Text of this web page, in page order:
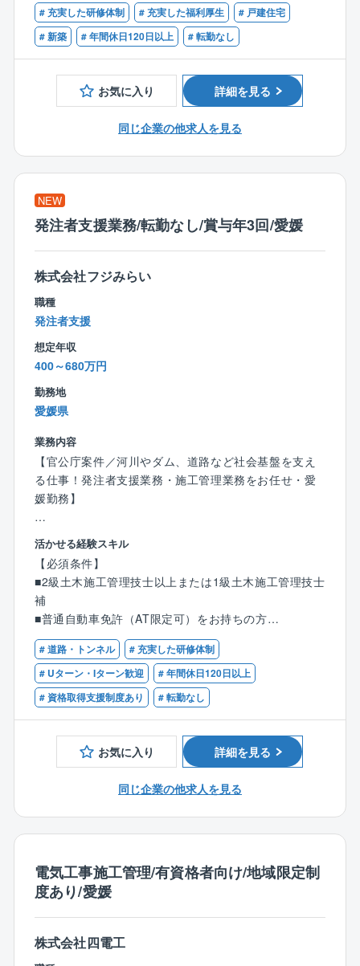
★効率的に業務を管理
現場の巡回や資料作成・整理など、業務時間を圧迫す
ることが多い施工管理職。
同社では、各現場を効率的に管理できるよう、施工管
理アプリシステム『ANDPAD』を導入。
直接現場へ行かなくても、いつでもどこでもスケジュ
ール・現状の把握が可能なため、移動に時間を取られ
【ポイント】
◆依頼主は地域に住むファミリー層や、建て替え希望
のシニア層など
◆各現場への確認・訪問回数は1日2～3件
◆訪問先は車で1時間圏内
◆並行して進める案件は6件程度
◆注文住宅と規格住宅の割合は7：3
【働きやすい環境】
◆”残業はしない”方針
業務システムアプリの導入により、いつでもどこで
も施工状況を確認。
また、着工前の打合せは営業と分業しているため残
業削減に。
◆インセンティブで頑張りを還元
賞与やインセンティブがモチベーションに！
頑張りをきちんと評価する体制があります◎
【歓迎条件】
・1級建築施工管理をお持ちの方
# 充実した研修体制 # 充実した福利厚生
# 戸建住宅
# 新築
# 年間休日120日以上 # 転勤なし
お気に入り 詳細を見る
同じ企業の他求人を見る
NEW
発注者支援業務/転勤なし/賞与年3回/愛媛
株式会社フジみらい
職種
発注者支援
想定年収
400～680万円
勤務地
愛媛県
業務内容
【官公庁案件／河川やダム、道路など社会基盤を支え
る仕事！発注者支援業務・施工管理業務をお任せ・愛
媛勤務】
■業務内容：
同社、愛媛県にて国や県など、主に官公庁が発注する
公共事業の技術支援を行っていただきます。
※大洲市は山鳥坂ダム（やまとさか）の案件になりま
す。
発注者支援業務の内容は工事監督支援業務になりま
す。
◎技術資料作成等業務：公共事業の発注業務・工事に
関する資料作成等
◎工事監督支援業務：国や自治体などの公共工事発注
者（官公庁）の職員に代わり、民間の技術者が現場の
品質確認や書類チェック、打ち合わせの補助業務
ンバーが活躍中です！
設コンサルタントや工事業者）の間に立ち、双方をつ
なぐ役割を果たしながら、公共事業を円滑に進めるサ
ポートをしています。
配属後は、各勤務地へ直行直帰の働き方です。先輩がO
JTで指導しますのでご安心ください。
活かせる経験スキル
【必須条件】
■2級土木施工管理技士以上または1級土木施工管理技士
補
■普通自動車免許（AT限定可）をお持ちの方
【歓迎条件】
■国発注の工事担当・発注者支援業務の経験をお持ちの
方
■土木分野での現場工事、施工管理、建設コンサルタン
■技術士（補）、RCCMなど土木・建設関連の資格をお
持ちの方
# 道路・トンネル
# 充実した研修体制
# Uターン・Iターン歓迎
# 年間休日120日以上
# 資格取得支援制度あり
# 転勤なし
お気に入り 詳細を見る
同じ企業の他求人を見る
電気工事施工管理/有資格者向け/地域限定制
度あり/愛媛
株式会社四電工